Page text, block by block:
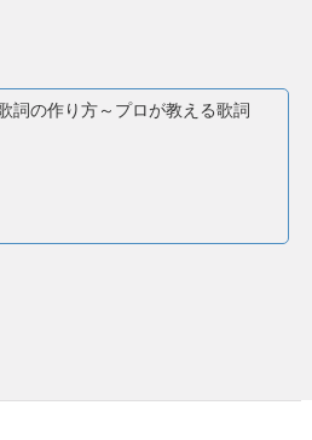
詞の作り方～プロが教える歌詞